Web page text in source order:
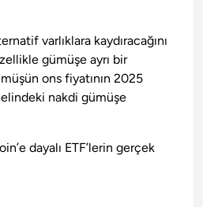
varlıklara kaydıracağını
gümüşe ayrı bir
ons fiyatının 2025
nakdi gümüşe
dayalı ETF’lerin gerçek